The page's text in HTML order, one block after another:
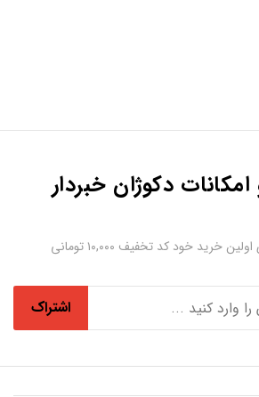
دکوژان خبردار
با عضویت درخبرنامه، برای اولین خرید خود کد تخفیف ۱۰,۰۰۰ تومانی
اشتراک